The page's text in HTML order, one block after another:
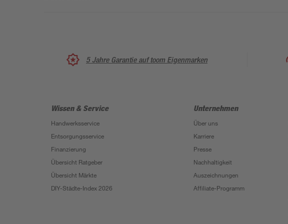
5 Jahre Garantie auf toom Eigenmarken
Wissen & Service
Handwerksservice
Entsorgungsservice
Finanzierung
Übersicht Ratgeber
Übersicht Märkte
DIY-Städte-Index 2026
Unternehmen
Über uns
Karriere
Presse
Nachhaltigkeit
Auszeichnungen
Affiliate-Programm